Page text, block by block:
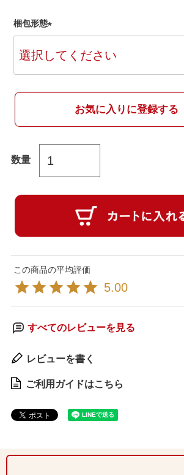
梱包形態
必
お気に入りに登録する
5.00
すべてのレビューを見る
レビューを書く
ご利用ガイドはこちら